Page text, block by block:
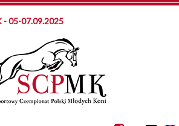
- 05-07.09.2025